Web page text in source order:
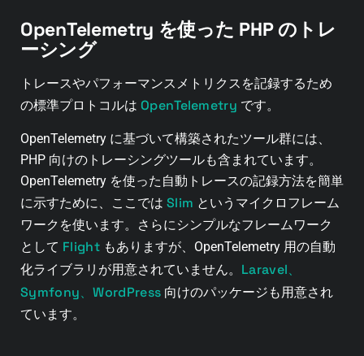
OpenTelemetry を使った PHP のトレ
ーシング
トレースやパフォーマンスメトリクスを記録するため
の標準プロトコルは OpenTelemetry です。
OpenTelemetry に基づいて構築されたツール群には、
PHP 向けのトレーシングツールも含まれています。
OpenTelemetry を使った自動トレースの記録方法を簡単
に示すために、ここでは Slim というマイクロフレーム
ワークを使います。さらにシンプルなフレームワーク
として Flightもありますが、OpenTelemetry 用の自動
化ライブラリが用意されていません。 Laravel、
Symfony、WordPress 向けのパッケージも用意され
ています。